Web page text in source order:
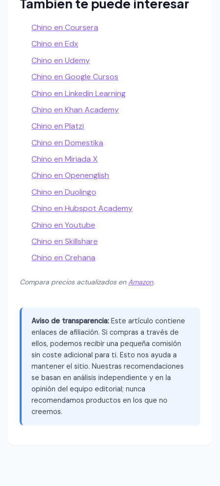
Chino en Coursera
Chino en Edx
Chino en Udemy
Chino en Google Cursos
Chino en Linkedin Learning
Chino en Khan Academy
Chino en Platzi
Chino en Domestika
Chino en Miriada X
Chino en Openenglish
Chino en Duolingo
Chino en Hubspot Academy
Chino en Youtube
Chino en Skillshare
Chino en Crehana
Compara precios actualizados enAmazon.
Aviso de transparencia: Este artículo contiene
enlaces de afiliación. Si compras a través de
ellos, podemos recibir una pequeña comisión
sin coste adicional para ti. Esto nos ayuda a
mantener el sitio. Nuestras recomendaciones
se basan en análisis independiente y en la
opinión del equipo editorial; nunca
recomendamos productos en los que no
creemos.